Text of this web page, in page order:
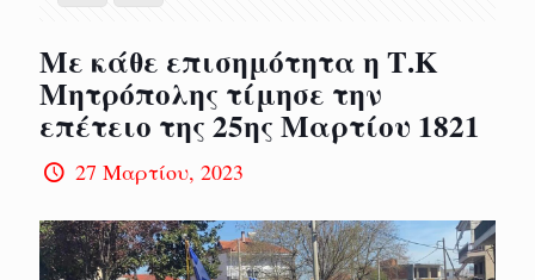
Με κάθε επισημότητα η Τ.Κ
Μητρόπολης τίμησε την
επέτειο της 25ης Μαρτίου 1821
27 Μαρτίου, 2023